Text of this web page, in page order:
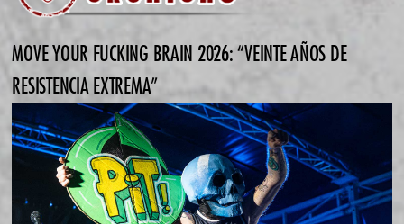
MOVE YOUR FUCKING BRAIN 2026: “VEINTE AÑOS DE
RESISTENCIA EXTREMA”